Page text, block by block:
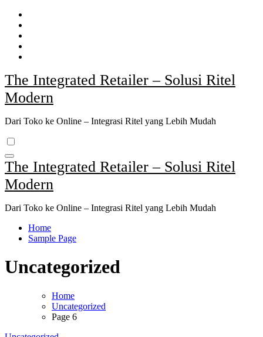
Skip
content
The Integrated Retailer – Solusi Ritel
Modern
Dari Toko ke Online – Integrasi Ritel yang Lebih Mudah
The Integrated Retailer – Solusi Ritel
Modern
Dari Toko ke Online – Integrasi Ritel yang Lebih Mudah
Home
Sample Page
Uncategorized
Home
Uncategorized
Page 6